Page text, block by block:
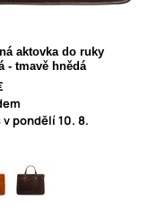
aktovka do ruky
- tmavě hnědá
v pondělí10. 8.